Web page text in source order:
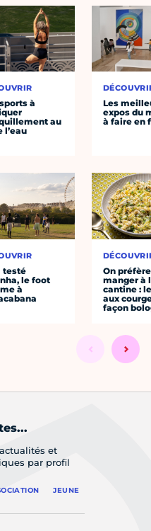
à
au
l’eau
testé
le foot
à
Les
expos du
à faire en
On préfère
manger à
cantine :
aux
façon
et
par profil
JEUNE